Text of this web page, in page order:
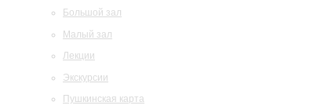
Большой зал
Малый зал
Лекции
Экскурсии
Пушкинская карта